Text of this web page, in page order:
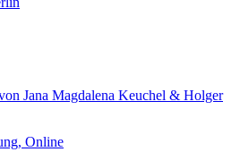
Jana Magdalena Keuchel & Holger
Online